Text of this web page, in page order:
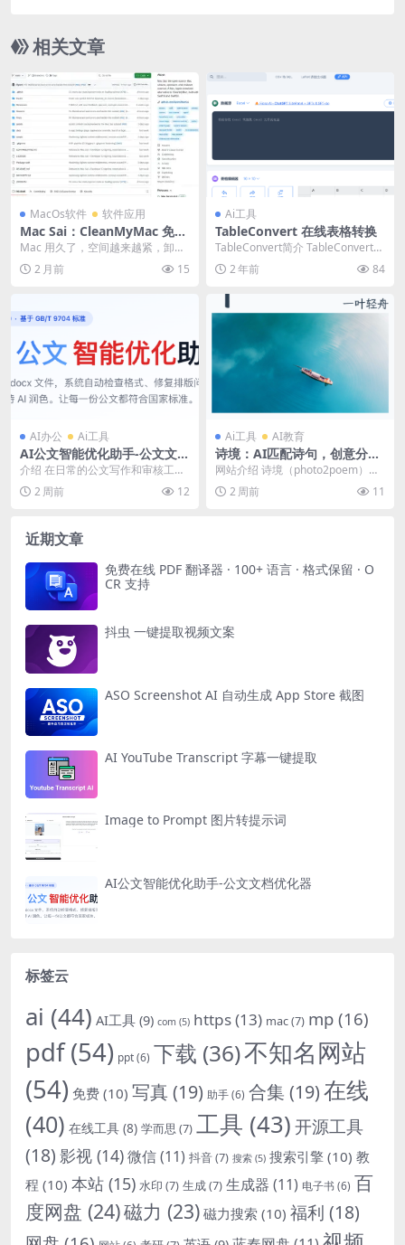
相关文章
MacOs软件 软件应用
Mac Sai：CleanMyMac 免费
替代，开源无订阅的 Mac 清
理工具
Mac 用久了，空间越来越紧，卸载
软件后残留文件越来越多。很多人
第一反应是装 C...
2 月前 15
Ai工具
TableConvert 在线表格转换
TableConvert简介 TableConvert
是一个可以在线转换表格的...
2 年前 84
AI办公 Ai工具
AI公文智能优化助手-公文文档
优化器
介绍 在日常的公文写作和审核工作
中，我发现绝大多数人（包括我自
己）写出来的公文格...
2 周前 12
Ai工具 AI教育
诗境：AI匹配诗句，创意分享
卡片，文艺氛围轻松营造
网站介绍 诗境（photo2poem），
一款利用AI技术为照片匹配诗句的
在线工具...
2 周前 11
近期文章
免费在线 PDF 翻译器 · 100+ 语言 · 格式保留 · O
CR 支持
抖虫 一键提取视频文案
ASO Screenshot AI 自动生成 App Store 截图
AI YouTube Transcript 字幕一键提取
Image to Prompt 图片转提示词
AI公文智能优化助手-公文文档优化器
标签云
ai (44) AI工具 (9) com (5) https(13) mac(7) mp (16)
pdf(54) ppt(6) 下载 (36)不知名网站
(54) 免费 (10) 写真 (19) 助手(6) 合集 (19)在线
(40) 在线工具 (8) 学而思 (7) 工具 (43)开源工具
(18) 影视 (14)微信(11) 抖音(7) 搜索 (5) 搜索引擎 (10) 教
程 (10) 本站 (15) 水印 (7) 生成(7) 生成器 (11) 电子书(6) 百
度网盘 (24)磁力 (23) 磁力搜索 (10) 福利 (18)